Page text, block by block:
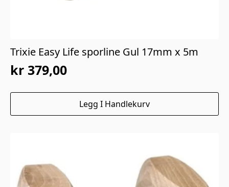
Trixie Easy Life sporline Gul 17mm x 5m
kr 379,00
Legg I Handlekurv